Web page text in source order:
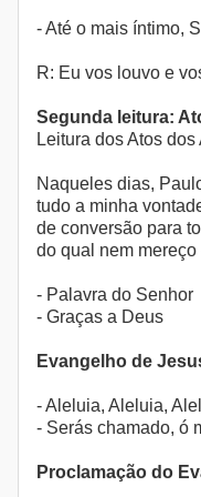
- Até o mais íntimo,
R: Eu vos louvo e
Segunda leitura:
Leitura dos Atos dos
Naqueles dias,
tudo a minha
de conversão para
do qual nem
- Palavra do Senhor
- Graças a Deus
Evangelho de
- Aleluia, Aleluia,
- Serás chamado, ó
Proclamação do